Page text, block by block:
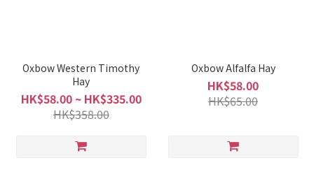
Oxbow Western Timothy
Hay
HK$58.00 ~ HK$335.00
HK$358.00
Oxbow Alfalfa Hay
HK$58.00
HK$65.00